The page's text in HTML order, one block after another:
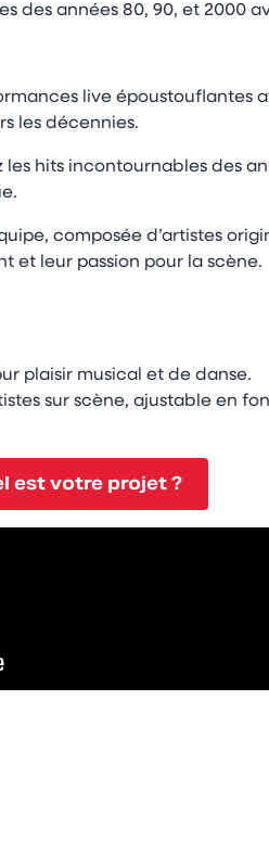
des années 80, 90, et 2000
live époustouflantes
les décennies.
les hits incontournables des
composée d’artistes
et leur passion pour la scène.
plaisir musical et de danse.
sur scène, ajustable en
est votre projet ?